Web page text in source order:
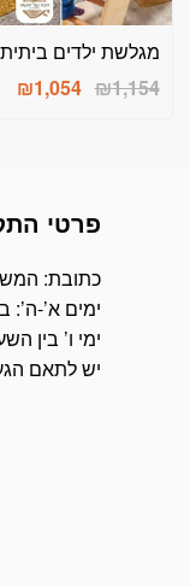
מגלשת ילדים ביתית
₪1,154
המחיר₪1,054
פרטי
כתובת: המשביר
ימים א’-ה’:
ימי ו’ בין
יש לתאם